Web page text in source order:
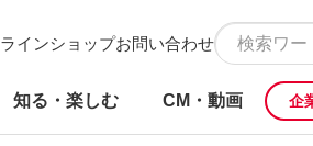
インショップお問い合わせ
知る・楽しむ CM・動画 企